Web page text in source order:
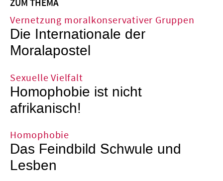
ZUM THEMA
Vernetzung moralkonservativer Gruppen
Die Internationale der
Moralapostel
Sexuelle Vielfalt
Homophobie ist nicht
afrikanisch!
Homophobie
Das Feindbild Schwule und
Lesben